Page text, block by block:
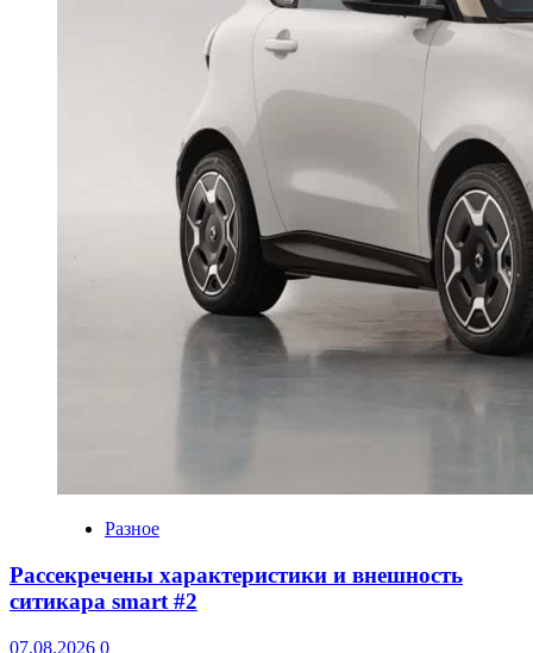
Разное
Рассекречены характеристики и внешность
ситикара smart #2
07.08.2026 0